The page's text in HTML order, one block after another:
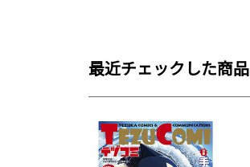
最近チェックした商品